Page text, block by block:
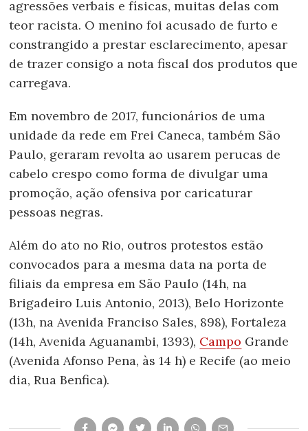
agressões verbais e físicas, muitas delas com
teor racista. O menino foi acusado de furto e
constrangido a prestar esclarecimento, apesar
de trazer consigo a nota fiscal dos produtos que
carregava.
Em novembro de 2017, funcionários de uma
unidade da rede em Frei Caneca, também São
Paulo, geraram revolta ao usarem perucas de
cabelo crespo como forma de divulgar uma
promoção, ação ofensiva por caricaturar
pessoas negras.
Além do ato no Rio, outros protestos estão
convocados para a mesma data na porta de
filiais da empresa em São Paulo (14h, na
Brigadeiro Luis Antonio, 2013), Belo Horizonte
(13h, na Avenida Franciso Sales, 898), Fortaleza
(14h, Avenida Aguanambi, 1393), Campo Grande
(Avenida Afonso Pena, às 14 h) e Recife (ao meio
dia, Rua Benfica).